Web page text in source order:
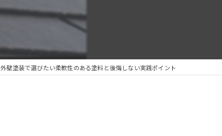
戸建て
外壁塗装で選びたい柔軟性のある塗料と後悔しない実践ポイント